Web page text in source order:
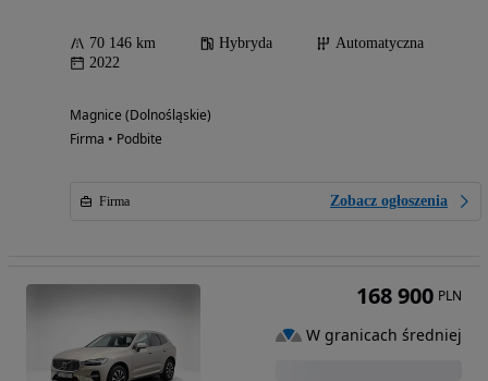
70 146 km Hybryda
Automatyczna
2022
Magnice (Dolnośląskie)
Firma • Podbite
Firma Zobacz ogłoszenia
168 900 PLN
W granicach średniej